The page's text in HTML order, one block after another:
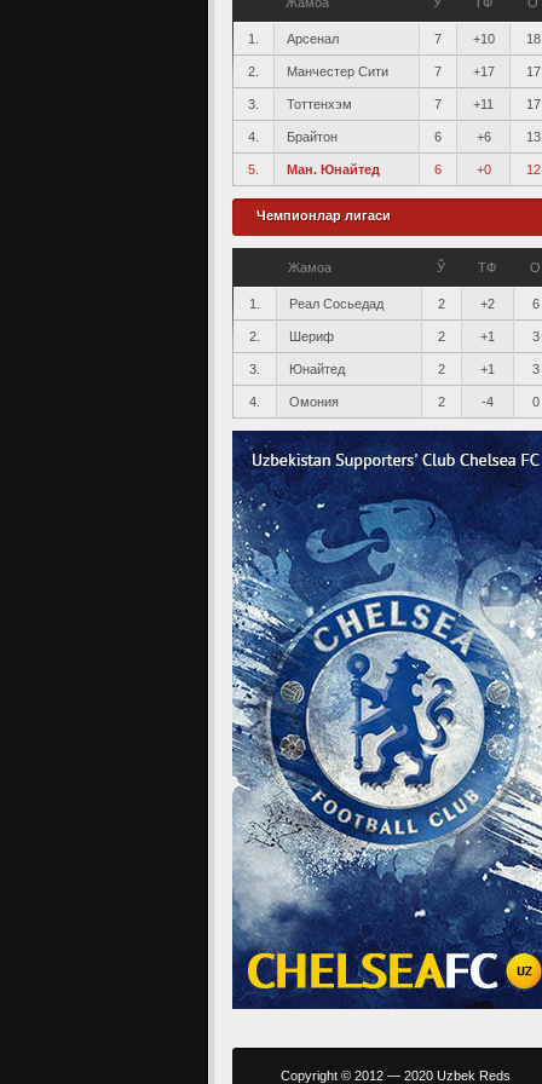
1. Арсенал 7 +10 18
2. Манчестер Сити 7 +17 17
3. Тоттенхэм 7 +11 17
4. Брайтон 6 +6 13
5. Ман. Юнайтед 6 +0 12
Чемпионлар лигаси
Жамоа Ў ТФ О
1. Реал Сосьедад 2 +2 6
2. Шериф 2 +1 3
3. Юнайтед 2 +1 3
4. Омония 2 -4 0
Copyright © 2012 — 2020 Uzbek Reds